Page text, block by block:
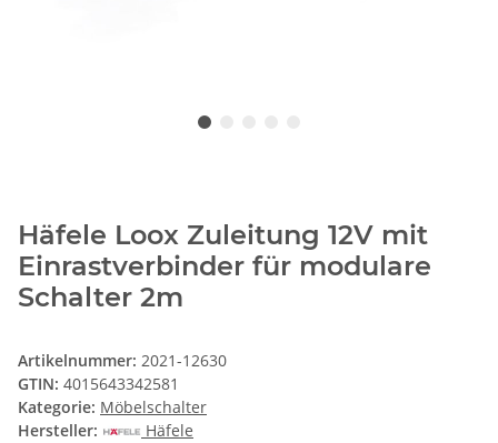
Häfele Loox Zuleitung 12V mit
Einrastverbinder für modulare
Schalter 2m
Artikelnummer: 2021-12630
GTIN: 4015643342581
Kategorie: Möbelschalter
Hersteller:
Häfele